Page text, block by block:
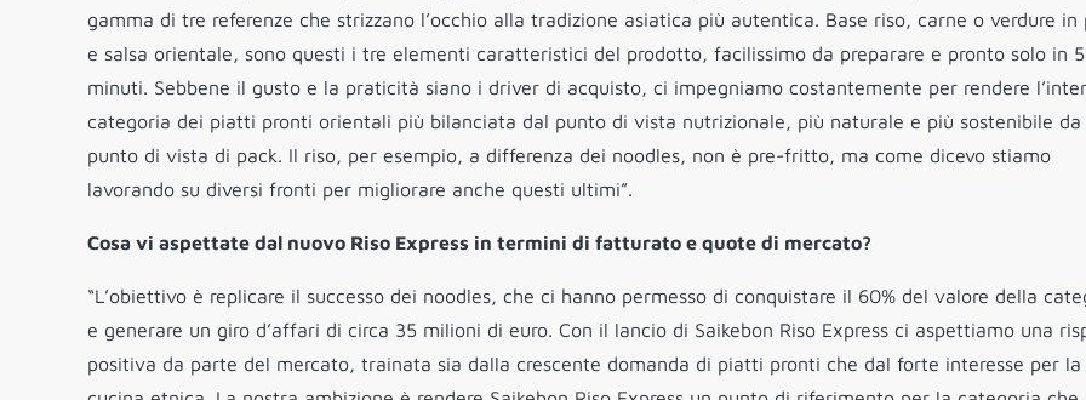
gamma di tre referenze che strizzano l’occhio alla tradizione asiatica più autentica. Base riso, carne o verdure in
e salsa orientale, sono questi i tre elementi caratteristici del prodotto, facilissimo da preparare e pronto solo in 5
minuti. Sebbene il gusto e la praticità siano i driver di acquisto, ci impegniamo costantemente per rendere
categoria dei piatti pronti orientali più bilanciata dal punto di vista nutrizionale, più naturale e più sostenibile da
punto di vista di pack. Il riso, per esempio, a differenza dei noodles, non è pre-fritto, ma come dicevo stiamo
lavorando su diversi fronti per migliorare anche questi ultimi”.
Cosa vi aspettate dal nuovo Riso Express in termini di fatturato e quote di mercato?
“L’obiettivo è replicare il successo dei noodles, che ci hanno permesso di conquistare il 60% del valore della
e generare un giro d’affari di circa 35 milioni di euro. Con il lancio di Saikebon Riso Express ci aspettiamo una
positiva da parte del mercato, trainata sia dalla crescente domanda di piatti pronti che dal forte interesse per la